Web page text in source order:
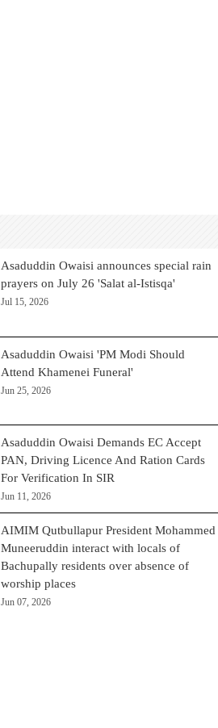
Asaduddin Owaisi announces special rain
prayers on July 26 'Salat al-Istisqa'
Jul 15, 2026
Asaduddin Owaisi 'PM Modi Should
Attend Khamenei Funeral'
Jun 25, 2026
Asaduddin Owaisi Demands EC Accept
PAN, Driving Licence And Ration Cards
For Verification In SIR
Jun 11, 2026
AIMIM Qutbullapur President Mohammed
Muneeruddin interact with locals of
Bachupally residents over absence of
worship places
Jun 07, 2026